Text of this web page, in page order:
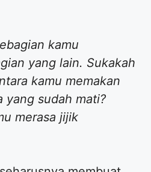
kamu
yang lain. Sukakah
kamu memakan
yang sudah mati?
merasa jijik